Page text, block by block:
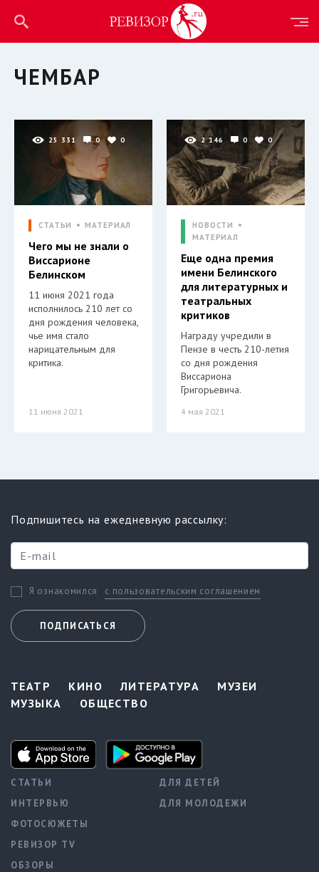
ЧЕМБАР
25 331 0 0
СТАТЬИ МАТЕРИАЛ
Чего мы не знали о
Виссарионе
Белинском
11 июня 2021 года
исполнилось 210 лет со
дня рождения человека,
чье имя стало
нарицательным для
критика.
11 июня 2021
2 146 0 0
НОВОСТИ
МАТЕРИАЛ
Еще одна премия
имени Белинского
для литературных и
театральных
критиков
Награду учредили в
Пензе в честь 210-летия
со дня рождения
Виссариона
Григорьевича.
4 мая 2021
Подпишитесь на ежедневную рассылку:
Я ознакомился с пользовательским соглашением
ПОДПИСАТЬСЯ
ТЕАТР КИНО ЛИТЕРАТУРА
МУЗЕИ
МУЗЫКА
ОБЩЕСТВО
СТАТЬИ
ИНТЕРВЬЮ
ФОТОСЮЖЕТЫ
РЕВИЗОР TV
ОБЗОРЫ
ДЛЯ ДЕТЕЙ
ДЛЯ МОЛОДЕЖИ